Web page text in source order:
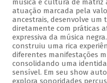
música e cultura de matriz
atuação marcada pela
ancestrais, desenvolve
diretamente com práticas
expressiva da música
construiu uma rica
diferentes manifestações
consolidando uma
sensível. Em seu show